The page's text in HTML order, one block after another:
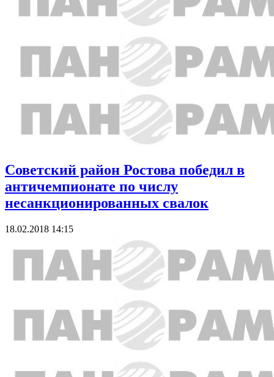
Советский район Ростова победил в
античемпионате по числу
несанкционированных свалок
18.02.2018 14:15